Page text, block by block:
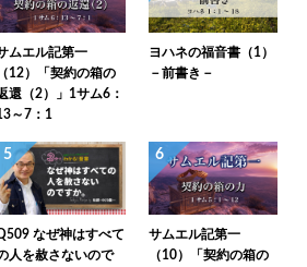
ムエル記第一
（12）「契約の箱の
還（2）」1サム6：
～7：1
ヨハネの福音書（1）
－前書き－
5
なぜ神はすべて
人を赦さないので
6
サムエル記第一
（10）「契約の箱の